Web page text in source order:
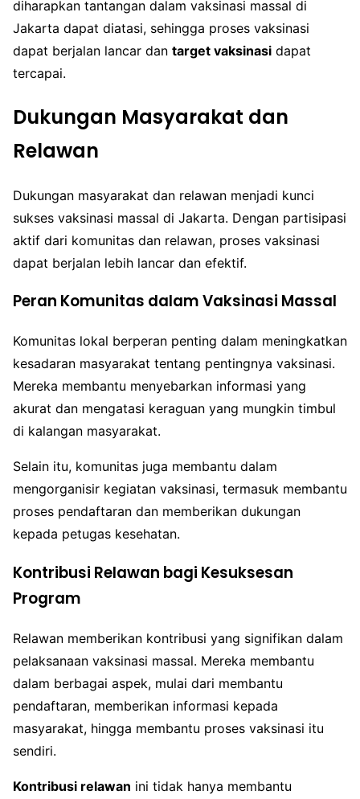
diharapkan tantangan dalam vaksinasi massal di
Jakarta dapat diatasi, sehingga proses vaksinasi
dapat berjalan lancar dan target vaksinasi dapat
tercapai.
Dukungan Masyarakat dan
Relawan
Dukungan masyarakat dan relawan menjadi kunci
sukses vaksinasi massal di Jakarta. Dengan partisipasi
aktif dari komunitas dan relawan, proses vaksinasi
dapat berjalan lebih lancar dan efektif.
Peran Komunitas dalam Vaksinasi Massal
Komunitas lokal berperan penting dalam meningkatkan
kesadaran masyarakat tentang pentingnya vaksinasi.
Mereka membantu menyebarkan informasi yang
akurat dan mengatasi keraguan yang mungkin timbul
di kalangan masyarakat.
Selain itu, komunitas juga membantu dalam
mengorganisir kegiatan vaksinasi, termasuk membantu
proses pendaftaran dan memberikan dukungan
kepada petugas kesehatan.
Kontribusi Relawan bagi Kesuksesan
Program
Relawan memberikan kontribusi yang signifikan dalam
pelaksanaan vaksinasi massal. Mereka membantu
dalam berbagai aspek, mulai dari membantu
pendaftaran, memberikan informasi kepada
masyarakat, hingga membantu proses vaksinasi itu
sendiri.
Kontribusi relawan ini tidak hanya membantu